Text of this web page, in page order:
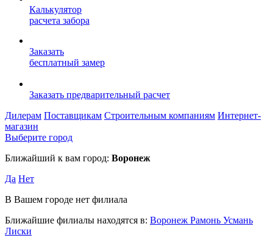
Калькулятор
расчета забора
Заказать
бесплатный замер
Заказать предварительный расчет
Дилерам Поставщикам Строительным компаниям Интернет-
магазин
Выберите город
Ближайший к вам город: Воронеж
Да Нет
В Вашем городе нет филиала
Ближайшие филиалы находятся в: Воронеж Рамонь Усмань
Лиски